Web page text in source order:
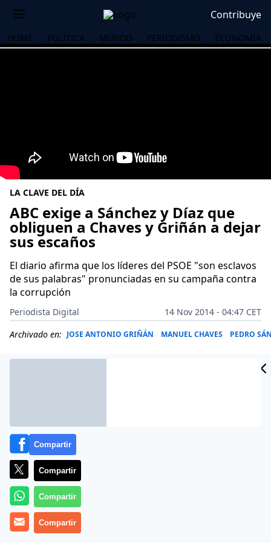
Contribuye
HOME POLÍTICA MUNDO PERIODISMO ECONOMÍA
LA CLAVE DEL DÍA
ABC exige a Sánchez y Díaz que
obliguen a Chaves y Griñán a dejar
sus escaños
El diario afirma que los líderes del PSOE "son esclavos
de sus palabras" pronunciadas en su campaña contra
la corrupción
Periodista Digital
14 Nov 2014 - 04:47 CET
Archivado en: JOSE ANTONIO GRIÑÁN MANUEL CHAVES PEDRO
El Mundo, La Razón y ABC instan este 14 de noviembre
Compartir
Compartir
Compartir
Compartir